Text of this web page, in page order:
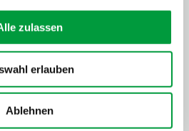
zulassen
erlauben
Ablehnen